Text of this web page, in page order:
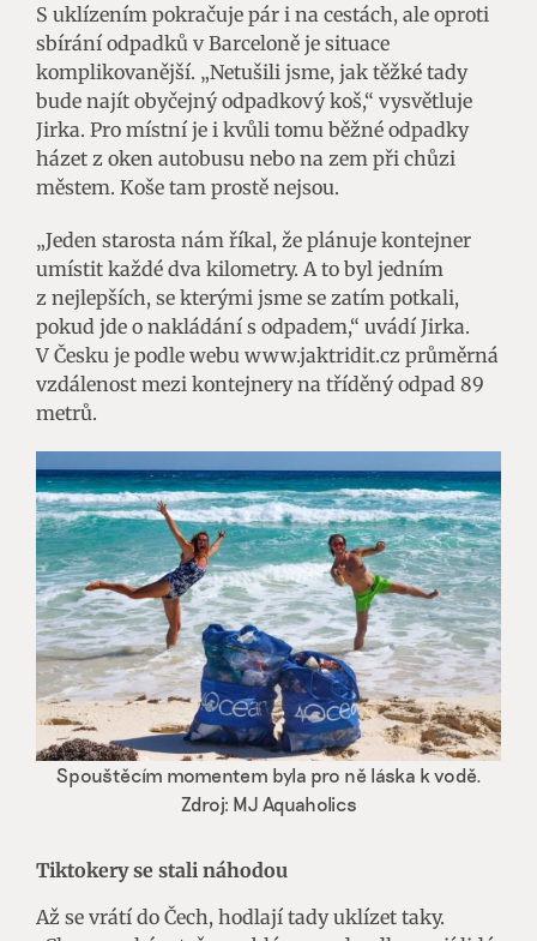
S uklízením pokračuje pár i na cestách, ale oproti
sbírání odpadků v Barceloně je situace
komplikovanější. „Netušili jsme, jak těžké tady
bude najít obyčejný odpadkový koš,“ vysvětluje
Jirka. Pro místní je i kvůli tomu běžné odpadky
házet z oken autobusu nebo na zem při chůzi
městem. Koše tam prostě nejsou.
„Jeden starosta nám říkal, že plánuje kontejner
umístit každé dva kilometry. A to byl jedním
z nejlepších, se kterými jsme se zatím potkali,
pokud jde o nakládání s odpadem,“ uvádí Jirka.
V Česku je podle webu www.jaktridit.cz průměrná
vzdálenost mezi kontejnery na tříděný odpad 89
metrů.
Spouštěcím momentem byla pro ně láska k vodě.
Zdroj: MJ Aquaholics
Tiktokery se stali náhodou
Až se vrátí do Čech, hodlají tady uklízet taky.